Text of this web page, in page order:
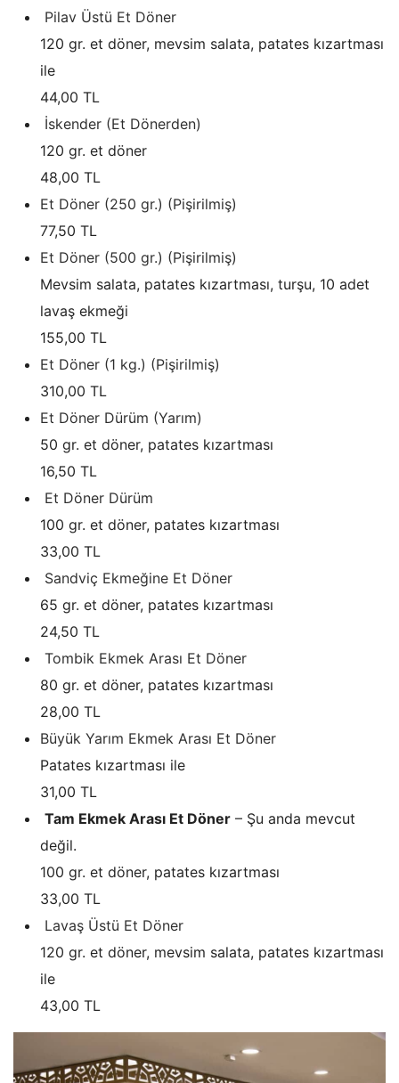
Pilav Üstü Et Döner
120 gr. et döner, mevsim salata, patates kızartması
ile
44,00 TL
İskender (Et Dönerden)
120 gr. et döner
48,00 TL
Et Döner (250 gr.) (Pişirilmiş)
77,50 TL
Et Döner (500 gr.) (Pişirilmiş)
Mevsim salata, patates kızartması, turşu, 10 adet
lavaş ekmeği
155,00 TL
Et Döner (1 kg.) (Pişirilmiş)
310,00 TL
Et Döner Dürüm (Yarım)
50 gr. et döner, patates kızartması
16,50 TL
Et Döner Dürüm
100 gr. et döner, patates kızartması
33,00 TL
Sandviç Ekmeğine Et Döner
65 gr. et döner, patates kızartması
24,50 TL
Tombik Ekmek Arası Et Döner
80 gr. et döner, patates kızartması
28,00 TL
Büyük Yarım Ekmek Arası Et Döner
Patates kızartması ile
31,00 TL
Tam Ekmek Arası Et Döner – Şu anda mevcut
değil.
100 gr. et döner, patates kızartması
33,00 TL
Lavaş Üstü Et Döner
120 gr. et döner, mevsim salata, patates kızartması
ile
43,00 TL